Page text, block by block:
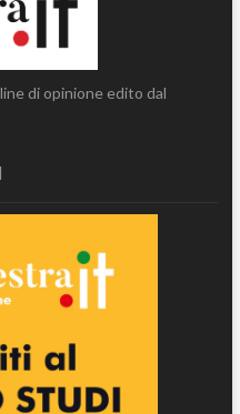
di opinione edito dal